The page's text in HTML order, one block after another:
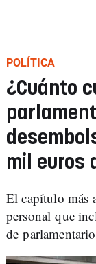
POLÍTICA
¿Cuánto
mil euros
El capítulo más
personal que
de